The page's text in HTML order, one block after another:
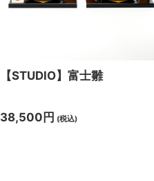
【STUDIO】富士雛
38,500円 (税込)